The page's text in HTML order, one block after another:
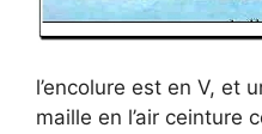
l’encolure est en V, et
maille en l’air ceinture